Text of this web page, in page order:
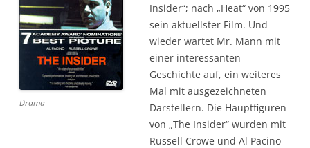
Drama
Insider“; nach „Heat“ von 1995
sein aktuellster Film. Und
wieder wartet Mr. Mann mit
einer interessanten
Geschichte auf, ein weiteres
Mal mit ausgezeichneten
Darstellern. Die Hauptfiguren
von „The Insider“ wurden mit
Russell Crowe und Al Pacino